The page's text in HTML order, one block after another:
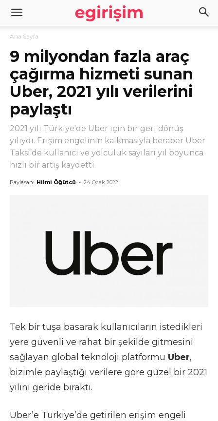
Ana Sayfa
9 milyondan fazla araç
çağırma hizmeti sunan
Uber, 2021 yılı verilerini
paylaştı
2021 yılı Türkiye'de Uber için bir geri dönüş
yılıydı. Erişim engelinin kalkmasıyla beraber Uber
Taksi’de kullanıcı ve yolculuk sayıları yıl boyunca
hızlı bir artış kaydetti.
Paylaşan: Hilmi Öğütcü - 24 Ocak 2022
Tek bir tuşa basarak kullanıcıların istedikleri
yere güvenli ve rahat bir şekilde gitmesini
sağlayan global teknoloji platformu Uber,
bizimle paylaştığı verilere göre güzel bir 2021
yılını geride bıraktı.
Uber’e Türkiye’de getirilen erişim engeli